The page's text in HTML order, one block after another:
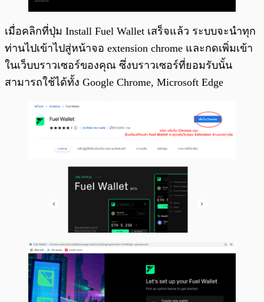
เมื่อคลิกที่ปุ่ม Install Fuel Wallet เสร็จแล้ว ระบบจะนำทุก
ท่านไปเข้าไปสู่หน้าจอ extension chrome และกดเพิ่มเข้า
ในเว็บบราวเซอร์ของคุณ ซึ่งบราวเซอร์ที่ยอมรับนั้น
สามารถใช้ได้ทั้ง Google Chrome, Microsoft Edge